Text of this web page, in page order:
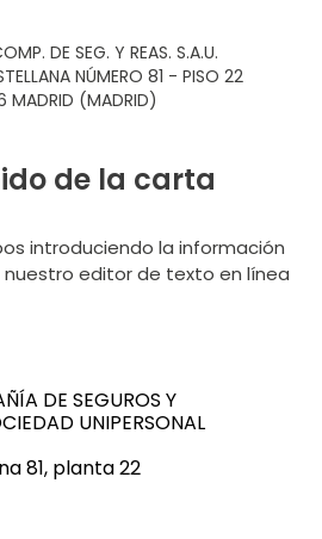
DE SEG. Y REAS. S.A.U.
NÚMERO 81 - PISO 22
(MADRID)
de la carta
introduciendo la información
editor de texto en línea
DE SEGUROS Y
UNIPERSONAL
81, planta 22